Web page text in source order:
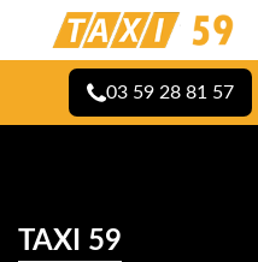
03 59 28 81 57
TAXI 59